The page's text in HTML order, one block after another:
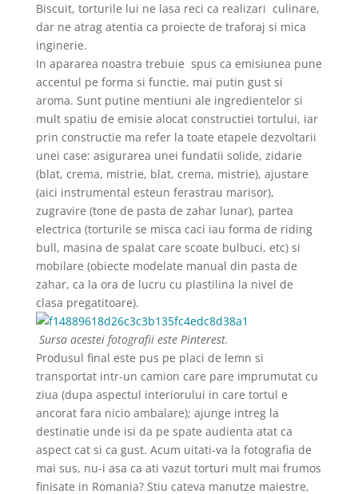
Biscuit, torturile lui ne lasa reci ca realizari culinare,
dar ne atrag atentia ca proiecte de traforaj si mica
inginerie.
In apararea noastra trebuie spus ca emisiunea pune
accentul pe forma si functie, mai putin gust si
aroma. Sunt putine mentiuni ale ingredientelor si
mult spatiu de emisie alocat constructiei tortului, iar
prin constructie ma refer la toate etapele dezvoltarii
unei case: asigurarea unei fundatii solide, zidarie
(blat, crema, mistrie, blat, crema, mistrie), ajustare
(aici instrumental esteun ferastrau marisor),
zugravire (tone de pasta de zahar lunar), partea
electrica (torturile se misca caci iau forma de riding
bull, masina de spalat care scoate bulbuci, etc) si
mobilare (obiecte modelate manual din pasta de
zahar, ca la ora de lucru cu plastilina la nivel de
clasa pregatitoare).
Sursa acestei fotografii este Pinterest.
Produsul final este pus pe placi de lemn si
transportat intr-un camion care pare imprumutat cu
ziua (dupa aspectul interiorului in care tortul e
ancorat fara nicio ambalare); ajunge intreg la
destinatie unde isi da pe spate audienta atat ca
aspect cat si ca gust. Acum uitati-va la fotografia de
mai sus, nu-i asa ca ati vazut torturi mult mai frumos
finisate in Romania? Stiu cateva manutze maiestre,